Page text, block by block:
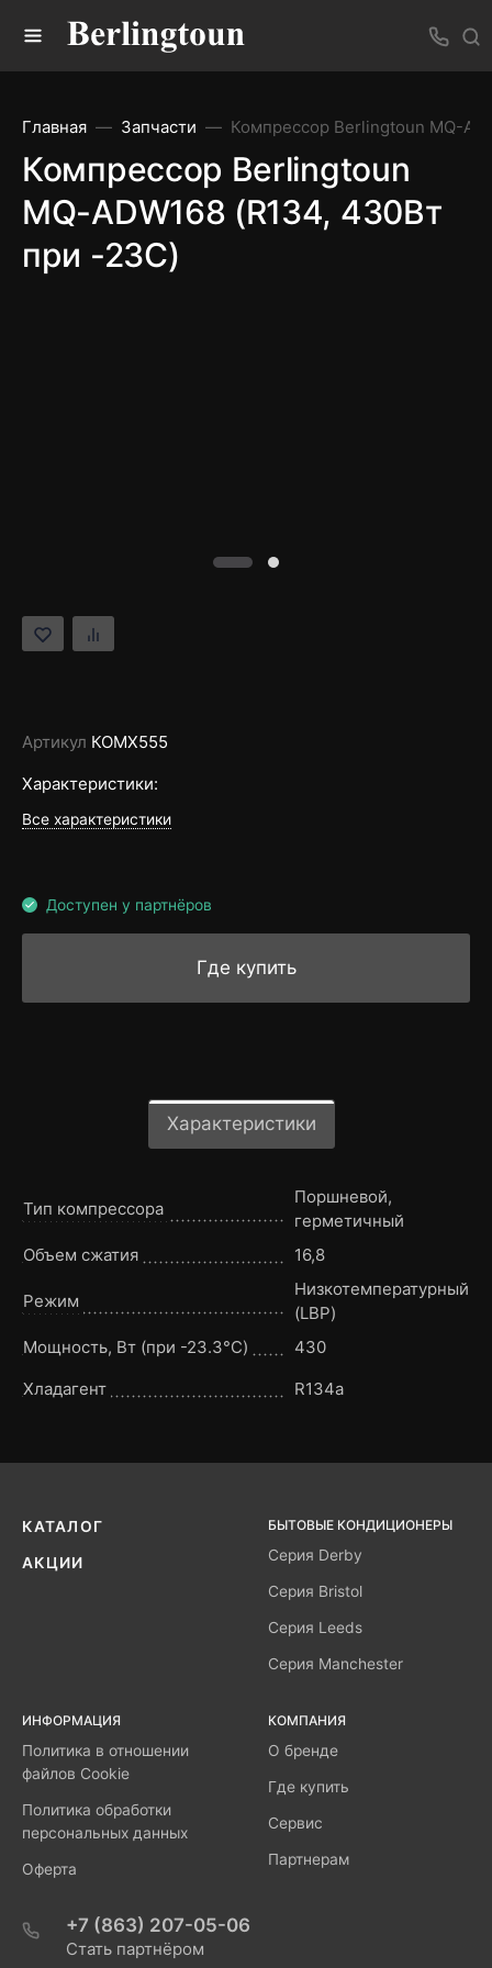
Главная Запчасти Компрессор Berlingtoun MQ-
Компрессор Berlingtoun
MQ-ADW168 (R134, 430Вт
при -23С)
Артикул КОМХ555
Характеристики:
Все характеристики
Доступен у партнёров
Где купить
Характеристики
Тип компрессора
Поршневой,
герметичный
Объем сжатия
16,8
Режим
Низкотемпературный
(LBP)
Мощность, Вт (при -23.3°C)
430
Хладагент
R134a
КАТАЛОГ
АКЦИИ
БЫТОВЫЕ КОНДИЦИОНЕРЫ
Серия Derby
Серия Bristol
Серия Leeds
Серия Manchester
ИНФОРМАЦИЯ
Политика в отношении
файлов Cookie
Политика обработки
персональных данных
Оферта
КОМПАНИЯ
О бренде
Где купить
Сервис
Партнерам
+7 (863) 207-05-06
Стать партнёром